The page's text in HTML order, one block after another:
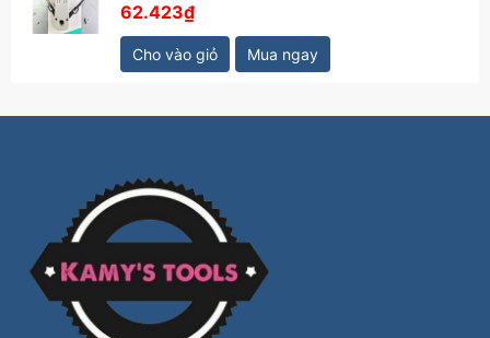
62.423₫
Cho vào giỏ Mua ngay